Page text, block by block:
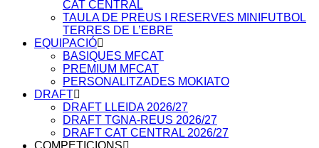
CAT CENTRAL
TAULA DE PREUS I RESERVES MINIFUTBOL
TERRES DE L’EBRE
EQUIPACIÓ
BASIQUES MFCAT
PREMIUM MFCAT
PERSONALITZADES MOKIATO
DRAFT
DRAFT LLEIDA 2026/27
DRAFT TGNA-REUS 2026/27
DRAFT CAT CENTRAL 2026/27
COMPETICIONS